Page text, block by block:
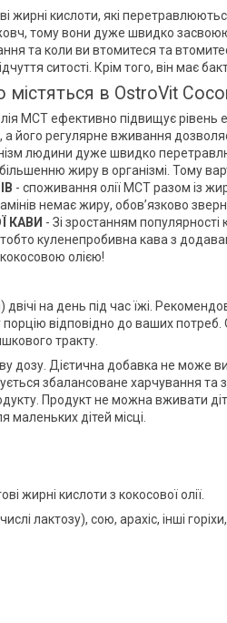
жирні кислоти, які
тому вони дуже швидко
та коли ви втомитеся та
ситості. Крім того, він має
містяться в OstroVit
MCT ефективно підвищує рівень
його регулярне вживання
людини дуже швидко
жиру в організмі. Тому
- споживання олії MCT разом із
немає жиру, обов’язково
КАВИ - Зі зростанням
куленепробивна кава з
олією!
двічі на день під час їжі.
відповідно до ваших
тракту.
дозу. Дієтична добавка не може
збалансоване харчування
Продукт не можна вживати
дітей місці.
жирні кислоти з кокосової олії.
лактозу), сою, арахіс, інші